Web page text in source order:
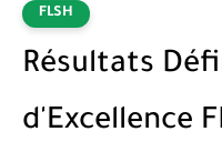
FLSH
Résultats
d'Excellence